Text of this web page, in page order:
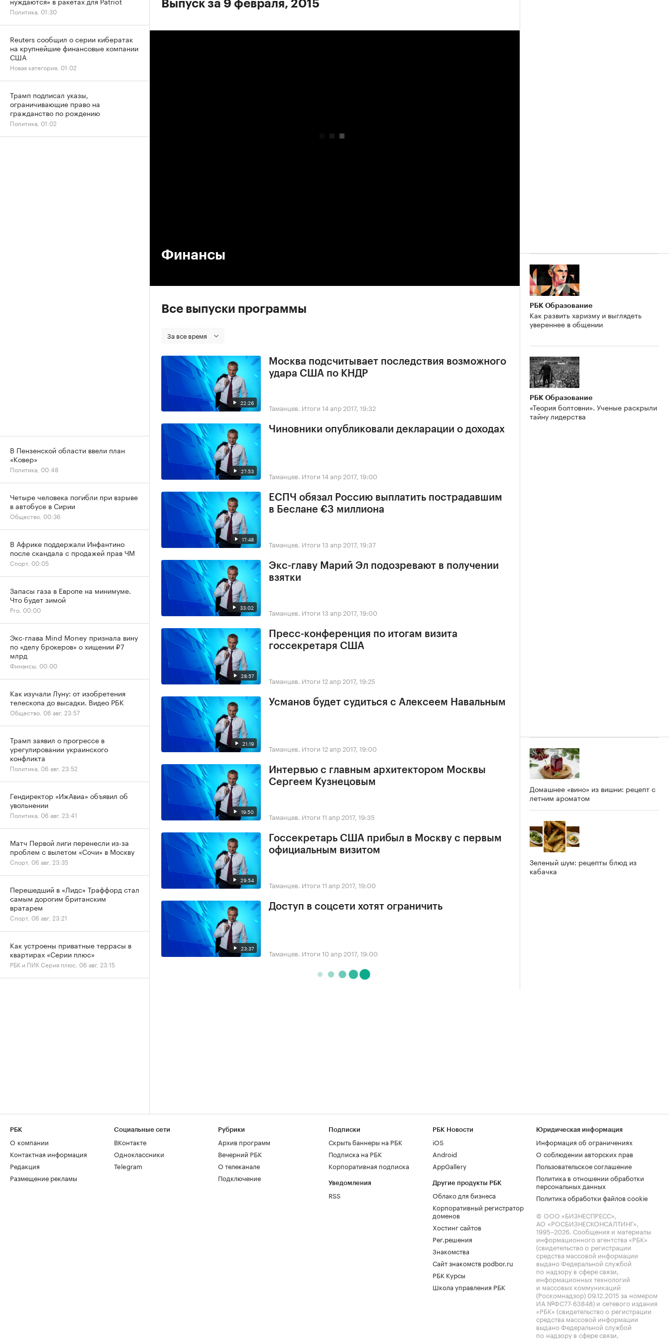
Выпуск за 9 февраля, 2015
Финансы
Все выпуски программы
За все время
22:26
Москва подсчитывает последствия возможного
удара США по КНДР
Таманцев. Итоги 14 апр 2017, 19:32
27:53
Чиновники опубликовали декларации о доходах
Таманцев. Итоги 14 апр 2017, 19:00
17:48
ЕСПЧ обязал Россию выплатить пострадавшим
в Беслане €3 миллиона
Таманцев. Итоги 13 апр 2017, 19:37
33:02
Экс-главу Марий Эл подозревают в получении
взятки
Таманцев. Итоги 13 апр 2017, 19:00
28:57
Пресс-конференция по итогам визита
госсекретаря США
Таманцев. Итоги 12 апр 2017, 19:25
21:19
Усманов будет судиться с Алексеем Навальным
Таманцев. Итоги 12 апр 2017, 19:00
19:50
Интервью с главным архитектором Москвы
Сергеем Кузнецовым
Таманцев. Итоги 11 апр 2017, 19:35
29:54
Госсекретарь США прибыл в Москву с первым
официальным визитом
Таманцев. Итоги 11 апр 2017, 19:00
23:37
Доступ в соцсети хотят ограничить
Таманцев. Итоги 10 апр 2017, 19:00
РБК Образование
Как развить харизму и выглядеть
увереннее в общении
РБК Образование
«Теория болтовни». Ученые раскрыли
тайну лидерства
Домашнее «вино» из вишни: рецепт с
летним ароматом
Зеленый шум: рецепты блюд из
кабачка
Политика, 01:30
Reuters сообщил о серии кибератак
на крупнейшие финансовые компании
США
Новая категория, 01:02
Трамп подписал указы,
ограничивающие право на
гражданство по рождению
Политика, 01:02
В Пензенской области ввели план
«Ковер»
Политика, 00:48
Четыре человека погибли при взрыве
в автобусе в Сирии
Общество, 00:36
В Африке поддержали Инфантино
после скандала с продажей прав ЧМ
Спорт, 00:05
Запасы газа в Европе на минимуме.
Что будет зимой
Pro, 00:00
Экс-глава Mind Money признала вину
по «делу брокеров» о хищении ₽7
млрд
Финансы, 00:00
Как изучали Луну: от изобретения
телескопа до высадки. Видео РБК
Общество, 06 авг, 23:57
Трамп заявил о прогрессе в
урегулировании украинского
конфликта
Политика, 06 авг, 23:52
Гендиректор «ИжАвиа» объявил об
увольнении
Политика, 06 авг, 23:41
Матч Первой лиги перенесли из-за
проблем с вылетом «Сочи» в Москву
Спорт, 06 авг, 23:35
Перешедший в «Лидс» Траффорд стал
самым дорогим британским
вратарем
Спорт, 06 авг, 23:21
Как устроены приватные террасы в
квартирах «Серии плюс»
РБК и ПИК Серия плюс, 06 авг, 23:15
РБК
О компании
Контактная информация
Редакция
Размещение рекламы
Социальные сети
ВКонтакте
Одноклассники
Telegram
Рубрики
Архив программ
Вечерний РБК
О телеканале
Подключение
Подписки
Скрыть баннеры на РБК
Подписка на РБК
Корпоративная подписка
Уведомления
RSS
РБК Новости
iOS
Android
AppGallery
Другие продукты РБК
Облако для бизнеса
Корпоративный регистратор
доменов
Хостинг сайтов
Рег.решения
Знакомства
Сайт знакомств podbor.ru
РБК Курсы
Школа управления РБК
Юридическая информация
Информация об ограничениях
О соблюдении авторских прав
Пользовательское соглашение
Политика в отношении обработки
персональных данных
Политика обработки файлов cookie
© ООО «БИЗНЕСПРЕСС»,
АО «РОСБИЗНЕСКОНСАЛТИНГ»,
1995–2026. Сообщения и материалы
информационного агентства «РБК»
(свидетельство о регистрации
средства массовой информации
выдано Федеральной службой
по надзору в сфере связи,
информационных технологий
и массовых коммуникаций
(Роскомнадзор) 09.12.2015 за номером
ИА №ФС77-63848) и сетевого издания
«РБК» (свидетельство о регистрации
средства массовой информации
выдано Федеральной службой
по надзору в сфере связи,